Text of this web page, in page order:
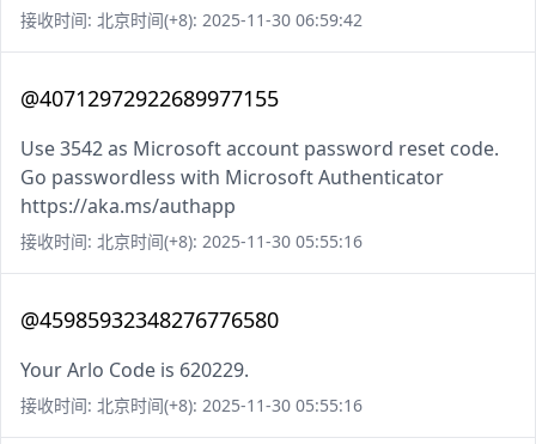
接收时间: 北京时间(+8): 2025-11-30 06:59:42
@40712972922689977155
Use 3542 as Microsoft account password reset code.
Go passwordless with Microsoft Authenticator
https://aka.ms/authapp
接收时间: 北京时间(+8): 2025-11-30 05:55:16
@45985932348276776580
Your Arlo Code is 620229.
接收时间: 北京时间(+8): 2025-11-30 05:55:16